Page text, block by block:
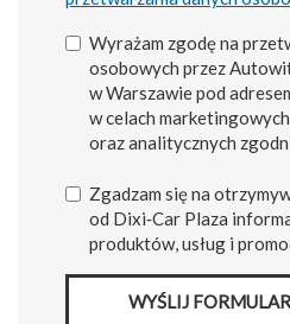
Wyrażam zgodę na
osobowych przez
w Warszawie pod
w celach
oraz analitycznych
Zgadzam się na
od Dixi‑Car Plaza
produktów, usług i
WYŚLIJ